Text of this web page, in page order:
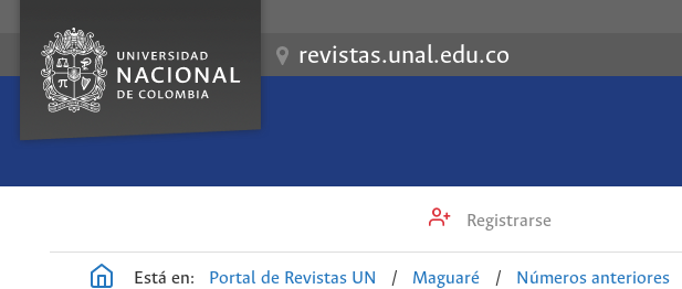
revistas.unal.edu.co
Registrarse
Está en: Portal de Revistas UN / Maguaré / Números anteriores